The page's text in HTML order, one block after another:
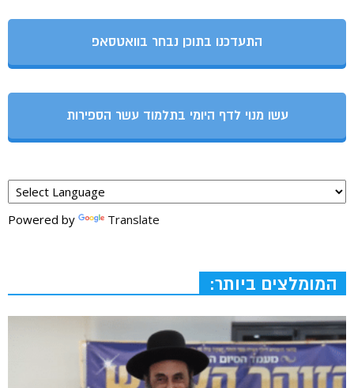
התעדכנו בתוכן נבחר בוואטסאפ
עשו מנוי לדף היומי בתלמוד עשר הספירות
Powered by Translate
המומלצים ביותר: